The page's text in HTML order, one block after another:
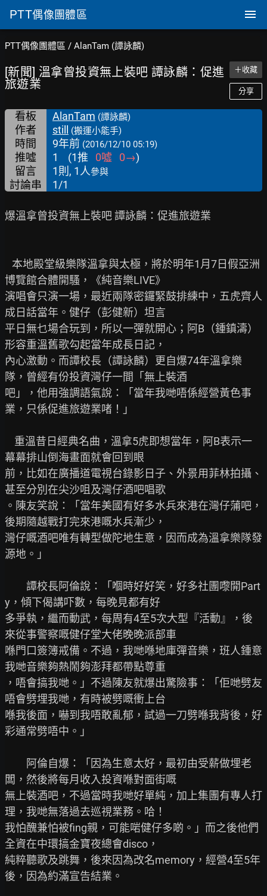
PTT偶像團體區
PTT偶像團體區 / AlanTam (譚詠麟)
[新聞] 溫拿曾投資無上裝吧 譚詠麟：促進
旅遊業
＋收藏
分享
看板 AlanTam (譚詠麟)
作者 still (搬運小能手)
時間 9年前 (2016/12/10 05:19)
推噓 1 (1推 0噓 0→)
留言
1則, 1人參與
討論串 1/1
爆溫拿曾投資無上裝吧 譚詠麟：促進旅遊業
博覽館合體開騷，《純音樂LIVE》
演唱會只演一場，最近兩隊密鑼緊鼓排練中，五虎齊人
成日話當年。健仔（彭健新）坦言
平日無乜場合玩到，所以一彈就開心；阿B（鍾鎮濤）
形容重溫舊歌勾起當年成長日記，
內心激動。而譚校長（譚詠麟）更自爆74年溫拿樂
隊，曾經有份投資灣仔一間「無上裝酒
吧」，他用強調語氣說：「當年我哋唔係經營黃色事
業，只係促進旅遊業啫！」
幕幕排山倒海畫面就會回到眼
前，比如在廣播道電視台錄影日子、外景用菲林拍攝、
甚至分別在尖沙咀及灣仔酒吧唱歌
。陳友笑說：「當年美國有好多水兵來港在灣仔蒲吧，
後期隨越戰打完來港嘅水兵漸少，
灣仔嘅酒吧唯有轉型做陀地生意，因而成為溫拿樂隊發
源地。」
譚校長阿倫說：「嗰時好好笑，好多社團嚟開Part
y，傾下偈講吓數，每晚見都有好
多爭執，繼而動武，每周有4至5次大型『活動』，後
來從事警察嘅健仔堂大佬晚晚派部車
喺門口簽簿戒備。不過，我哋喺地庫彈音樂，班人鍾意
我哋音樂夠熱鬧夠澎拜都帶點尊重
，唔會搞我哋。」不過陳友就爆出驚險事：「佢哋劈友
唔會劈埋我哋，有時被劈嘅衝上台
喺我後面，嚇到我唔敢亂郁，試過一刀劈喺我背後，好
彩通常劈唔中。」
阿倫自爆：「因為生意太好，最初由受薪做埋老
闆，然後將每月收入投資喺對面街嘅
無上裝酒吧，不過當時我哋好單純，加上集團有專人打
理，我哋無落過去巡視業務。哈！
我怕醜兼怕被fing親，可能啱健仔多啲。」而之後他們
全資在中環搞金寶夜總會disco，
純粹聽歌及跳舞，後來因為改名memory，經營4至5年
後，因為約滿宣告結業。